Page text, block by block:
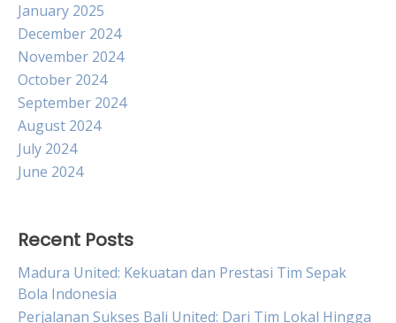
January 2025
December 2024
November 2024
October 2024
September 2024
August 2024
July 2024
June 2024
Recent Posts
Madura United: Kekuatan dan Prestasi Tim Sepak
Bola Indonesia
Perjalanan Sukses Bali United: Dari Tim Lokal Hingga